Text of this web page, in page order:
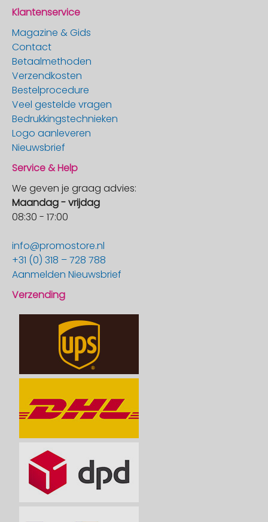
Klantenservice
Magazine & Gids
Contact
Betaalmethoden
Verzendkosten
Bestelprocedure
Veel gestelde vragen
Bedrukkingstechnieken
Logo aanleveren
Nieuwsbrief
Service & Help
We geven je graag advies:
Maandag - vrijdag
08:30 - 17:00
info@promostore.nl
+31 (0) 318 – 728 788
Aanmelden Nieuwsbrief
Verzending